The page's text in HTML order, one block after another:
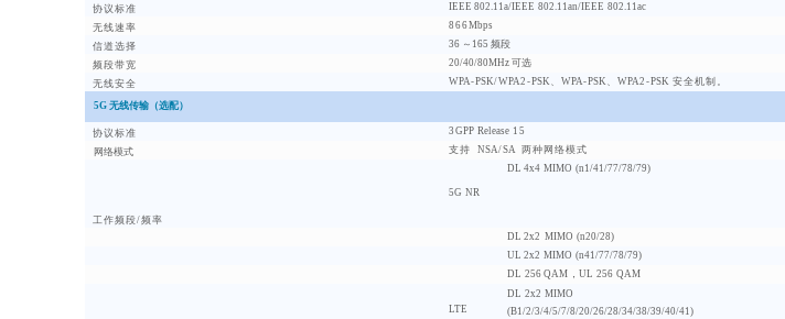
协议标准 IEEE 802.11a/IEEE 802.11an/IEEE 802.11ac
无线速率
866Mbps
信道选择
36 ～165 频段
频段带宽
20/40/80MHz 可选
无线安全
WPA-PSK/WPA2-PSK、 WPA-PSK、 WPA2-PSK 安全机制。
5G 无线传输（选配）
协议标准 3 GPP Release 15
网络模式
支持 NSA/SA 两种网络模式
工作频段/频率
5G NR
DL 4x4 MIMO (n1/41/77/78/79)
DL 2x2 MIMO (n20/28)
UL 2x2 MIMO (n41/77/78/79)
DL 256 QAM ， UL 256 QAM
LTE
DL 2x2 MIMO
(B1/2/3/4/5/7/8/20/26/28/34/38/39/40/41)